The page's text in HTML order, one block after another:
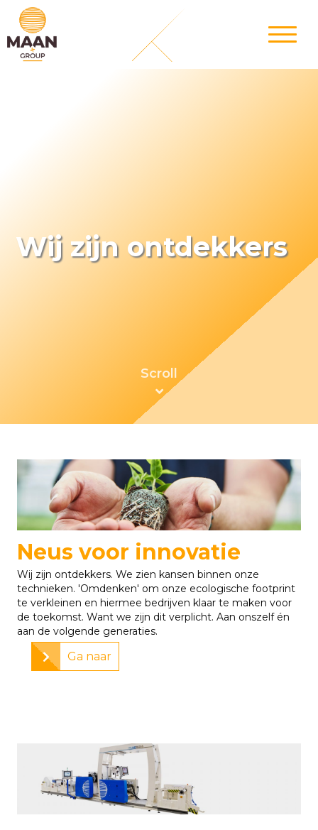
Wij zijn ontdekkers
Neus voor innovatie
Wij zijn ontdekkers. We zien kansen binnen onze
technieken. 'Omdenken' om onze ecologische footprint
te verkleinen en hiermee bedrijven klaar te maken voor
de toekomst. Want we zijn dit verplicht. Aan onszelf én
aan de volgende generaties.
Ga naar